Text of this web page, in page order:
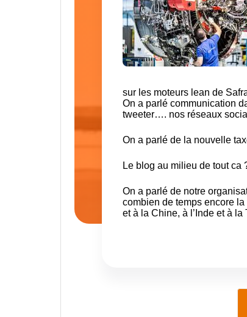
sur les moteurs lean de
On a parlé communication
tweeter…. nos réseaux
On a parlé de la nouvelle
Le blog au milieu de tout ca
On a parlé de notre
combien de temps encore
et à la Chine, à l’Inde et à la